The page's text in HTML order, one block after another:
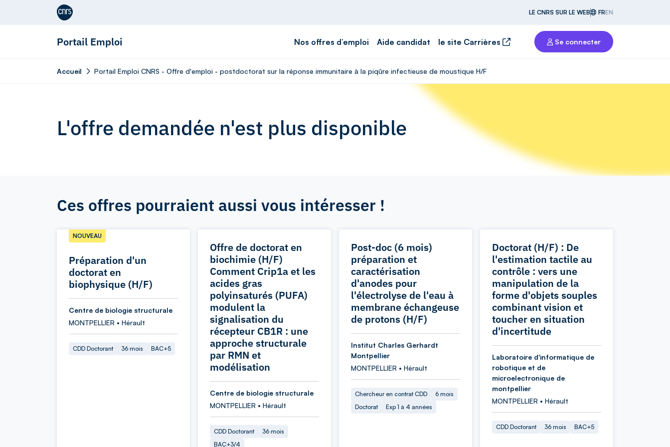
Aller au contenu
LE CNRS SUR LE WEB FREN
Portail Emploi Nos offres d’emploi Aide candidat le site Carrières Se connecter
Accueil Portail Emploi CNRS - Offre d'emploi - postdoctorat sur la réponse immunitaire à la piqûre infectieuse de moustique H/F
L'offre demandée n'est plus disponible
Ces offres pourraient aussi vous intéresser !
Préparation d'un
doctorat en
biophysique (H/F)
NOUVEAU
Centre de biologie structurale
MONTPELLIER • Hérault
CDD Doctorant 36 mois BAC+5
Offre de doctorat en
biochimie (H/F)
Comment Crip1a et les
acides gras
polyinsaturés (PUFA)
modulent la
signalisation du
récepteur CB1R : une
approche structurale
par RMN et
modélisation
Centre de biologie structurale
MONTPELLIER • Hérault
CDD Doctorant
36 mois
BAC+3/4
Post-doc (6 mois)
préparation et
caractérisation
d'anodes pour
l'électrolyse de l'eau à
membrane échangeuse
de protons (H/F)
Institut Charles Gerhardt
Montpellier
MONTPELLIER • Hérault
Chercheur en contrat CDD
6 mois
Doctorat
Exp 1 à 4 années
Doctorat (H/F) : De
l'estimation tactile au
contrôle : vers une
manipulation de la
forme d'objets souples
combinant vision et
toucher en situation
d'incertitude
Laboratoire d'informatique de
robotique et de
microelectronique de
montpellier
MONTPELLIER • Hérault
CDD Doctorant 36 mois BAC+5